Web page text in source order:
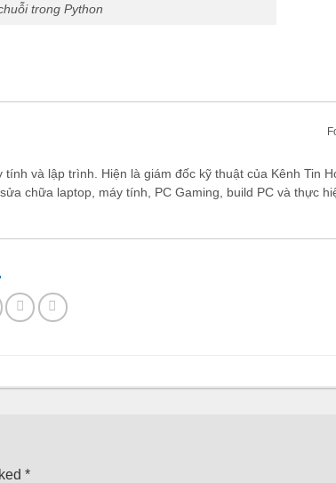
trong Python
và lập trình. Hiện là giám đốc kỹ thuật của Kênh Tin
chữa laptop, máy tính, PC Gaming, build PC và thực
*